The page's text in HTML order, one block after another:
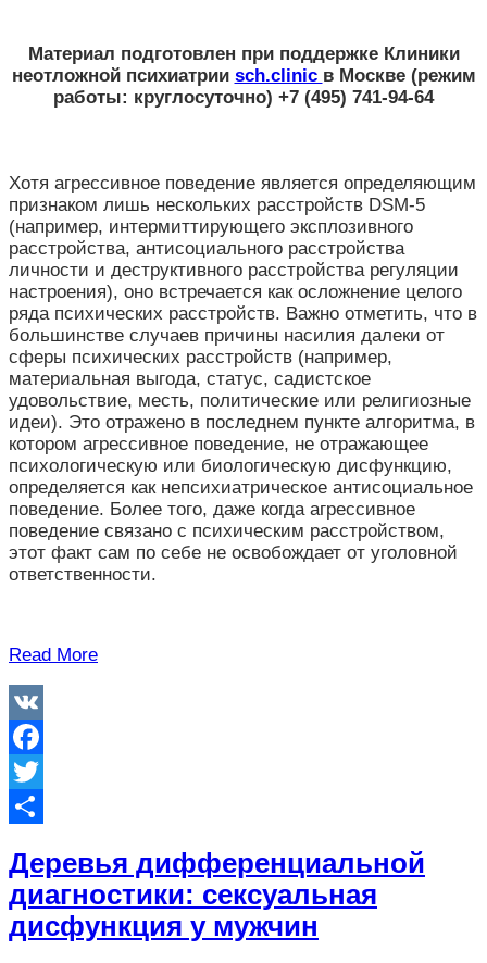
Материал подготовлен при поддержке Клиники
неотложной психиатрии sch.clinic в Москве(режим
работы: круглосуточно) +7 (495) 741-94-64
Хотя агрессивное поведение является определяющим
признаком лишь нескольких расстройств DSM-5
(например, интермиттирующего эксплозивного
расстройства, антисоциального расстройства
личности и деструктивного расстройства регуляции
настроения), оно встречается как осложнение целого
ряда психических расстройств. Важно отметить, что в
большинстве случаев причины насилия далеки от
сферы психических расстройств (например,
материальная выгода, статус, садистское
удовольствие, месть, политические или религиозные
идеи). Это отражено в последнем пункте алгоритма, в
котором агрессивное поведение, не отражающее
психологическую или биологическую дисфункцию,
определяется как непсихиатрическое антисоциальное
поведение. Более того, даже когда агрессивное
поведение связано с психическим расстройством,
этот факт сам по себе не освобождает от уголовной
ответственности.
Read More
VK
Facebook
Twitter
Деревья дифференциальной
диагностики: cексуальная
дисфункция у мужчин